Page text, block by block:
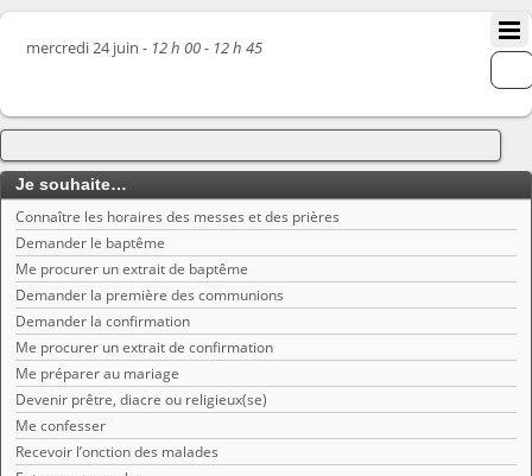
mercredi 24 juin - 12 h 00 - 12 h 45
Je souhaite…
Connaître les horaires des messes et des prières
Demander le baptême
Me procurer un extrait de baptême
Demander la première des communions
Demander la confirmation
Me procurer un extrait de confirmation
Me préparer au mariage
Devenir prêtre, diacre ou religieux(se)
Me confesser
Recevoir l’onction des malades